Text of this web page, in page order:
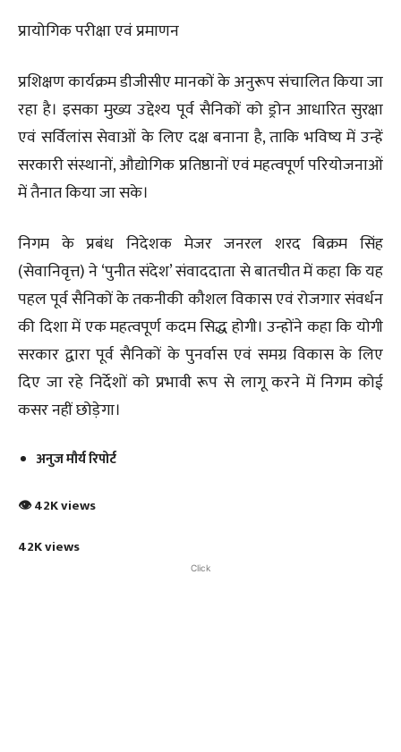
प्रायोगिक परीक्षा एवं प्रमाणन
प्रशिक्षण कार्यक्रम डीजीसीए मानकों के अनुरूप संचालित किया जा
रहा है। इसका मुख्य उद्देश्य पूर्व सैनिकों को ड्रोन आधारित सुरक्षा
एवं सर्विलांस सेवाओं के लिए दक्ष बनाना है, ताकि भविष्य में उन्हें
सरकारी संस्थानों, औद्योगिक प्रतिष्ठानों एवं महत्वपूर्ण परियोजनाओं
में तैनात किया जा सके।
निगम के प्रबंध निदेशक मेजर जनरल शरद बिक्रम सिंह
(सेवानिवृत्त) ने ‘पुनीत संदेश’ संवाददाता से बातचीत में कहा कि यह
पहल पूर्व सैनिकों के तकनीकी कौशल विकास एवं रोजगार संवर्धन
की दिशा में एक महत्वपूर्ण कदम सिद्ध होगी। उन्होंने कहा कि योगी
सरकार द्वारा पूर्व सैनिकों के पुनर्वास एवं समग्र विकास के लिए
दिए जा रहे निर्देशों को प्रभावी रूप से लागू करने में निगम कोई
कसर नहीं छोड़ेगा।
अनुज मौर्य रिपोर्ट
👁 42K views
42K views
Click